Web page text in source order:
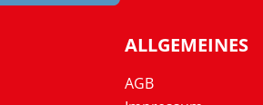
ALLGEMEINES
AGB